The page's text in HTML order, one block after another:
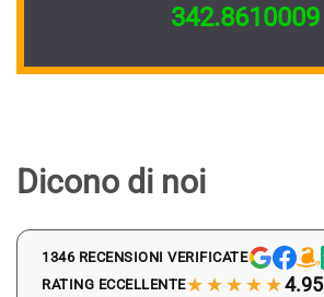
342.8610009
Dicono di noi
1346 RECENSIONI VERIFICATE
RATING ECCELLENTE★★★★★4.95